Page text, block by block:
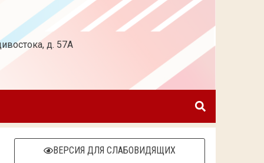
д. 57А
ВЕРСИЯ ДЛЯ СЛАБОВИДЯЩИХ